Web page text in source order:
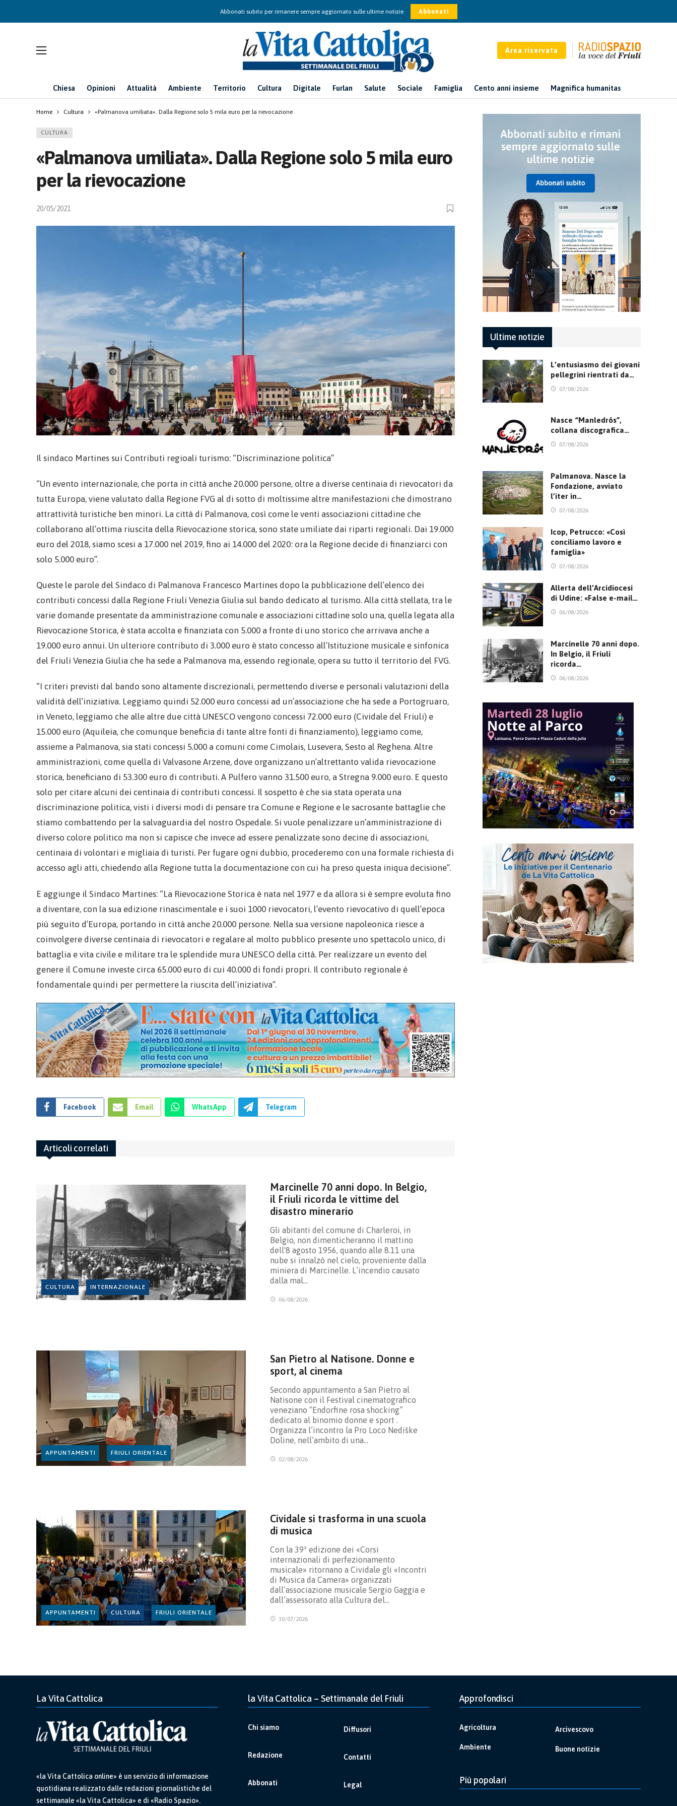
Abbonati subito per rimanere sempre aggiornato sulle ultime notizie Abbonati
Area riservata
Chiesa Opinioni Attualità Ambiente Territorio Cultura Digitale Furlan Salute Sociale Famiglia Cento anni insieme Magnifica humanitas
Home Cultura «Palmanova umiliata». Dalla Regione solo 5 mila euro per la rievocazione
CULTURA
«Palmanova umiliata». Dalla Regione solo 5 mila euro
per la rievocazione
20/05/2021
Il sindaco Martines sui Contributi regioali turismo: “Discriminazione politica”
“Un evento internazionale, che porta in città anche 20.000 persone, oltre a diverse centinaia di rievocatori da
tutta Europa, viene valutato dalla Regione FVG al di sotto di moltissime altre manifestazioni che dimostrano
attrattività turistiche ben minori. La città di Palmanova, così come le venti associazioni cittadine che
collaborano all’ottima riuscita della Rievocazione storica, sono state umiliate dai riparti regionali. Dai 19.000
euro del 2018, siamo scesi a 17.000 nel 2019, fino ai 14.000 del 2020: ora la Regione decide di finanziarci con
solo 5.000 euro”.
Queste le parole del Sindaco di Palmanova Francesco Martines dopo la pubblicazione dell’elenco dei
contributi concessi dalla Regione Friuli Venezia Giulia sul bando dedicato al turismo. Alla città stellata, tra le
varie domande presentate da amministrazione comunale e associazioni cittadine solo una, quella legata alla
Rievocazione Storica, è stata accolta e finanziata con 5.000 a fronte di uno storico che arrivava anche a
19.000 euro annui. Un ulteriore contributo di 3.000 euro è stato concesso all’Istituzione musicale e sinfonica
del Friuli Venezia Giulia che ha sede a Palmanova ma, essendo regionale, opera su tutto il territorio del FVG.
“I criteri previsti dal bando sono altamente discrezionali, permettendo diverse e personali valutazioni della
validità dell’iniziativa. Leggiamo quindi 52.000 euro concessi ad un’associazione che ha sede a Portogruaro,
in Veneto, leggiamo che alle altre due città UNESCO vengono concessi 72.000 euro (Cividale del Friuli) e
15.000 euro (Aquileia, che comunque beneficia di tante altre fonti di finanziamento), leggiamo come,
assieme a Palmanova, sia stati concessi 5.000 a comuni come Cimolais, Lusevera, Sesto al Reghena. Altre
amministrazioni, come quella di Valvasone Arzene, dove organizzano un’altrettanto valida rievocazione
storica, beneficiano di 53.300 euro di contributi. A Pulfero vanno 31.500 euro, a Stregna 9.000 euro. E questo
solo per citare alcuni dei centinaia di contributi concessi. Il sospetto è che sia stata operata una
discriminazione politica, visti i diversi modi di pensare tra Comune e Regione e le sacrosante battaglie che
stiamo combattendo per la salvaguardia del nostro Ospedale. Si vuole penalizzare un’amministrazione di
diverso colore politico ma non si capisce che invece ad essere penalizzate sono decine di associazioni,
centinaia di volontari e migliaia di turisti. Per fugare ogni dubbio, procederemo con una formale richiesta di
accesso agli atti, chiedendo alla Regione tutta la documentazione con cui ha preso questa iniqua decisione”.
E aggiunge il Sindaco Martines: “La Rievocazione Storica è nata nel 1977 e da allora si è sempre evoluta fino
a diventare, con la sua edizione rinascimentale e i suoi 1000 rievocatori, l’evento rievocativo di quell’epoca
più seguito d’Europa, portando in città anche 20.000 persone. Nella sua versione napoleonica riesce a
coinvolgere diverse centinaia di rievocatori e regalare al molto pubblico presente uno spettacolo unico, di
battaglia e vita civile e militare tra le splendide mura UNESCO della città. Per realizzare un evento del
genere il Comune investe circa 65.000 euro di cui 40.000 di fondi propri. Il contributo regionale è
fondamentale quindi per permettere la riuscita dell’iniziativa”.
Facebook Email WhatsApp Telegram
Articoli correlati
CULTURA INTERNAZIONALE
Marcinelle 70 anni dopo. In Belgio,
il Friuli ricorda le vittime del
disastro minerario
Gli abitanti del comune di Charleroi, in
Belgio, non dimenticheranno il mattino
dell'8 agosto 1956, quando alle 8.11 una
nube si innalzò nel cielo, proveniente dalla
miniera di Marcinelle. L’incendio causato
dalla mal…
06/08/2026
APPUNTAMENTI FRIULI ORIENTALE
San Pietro al Natisone. Donne e
sport, al cinema
Secondo appuntamento a San Pietro al
Natisone con il Festival cinematografico
veneziano “Endorfine rosa shocking”
dedicato al binomio donne e sport .
Organizza l’incontro la Pro Loco Nediške
Doline, nell’ambito di una…
02/08/2026
APPUNTAMENTI CULTURA FRIULI ORIENTALE
Cividale si trasforma in una scuola
di musica
Con la 39ª edizione dei «Corsi
internazionali di perfezionamento
musicale» ritornano a Cividale gli «Incontri
di Musica da Camera» organizzati
dall’associazione musicale Sergio Gaggia e
dall’assessorato alla Cultura del…
30/07/2026
Ultime notizie
L’entusiasmo dei giovani
pellegrini rientrati da…
07/08/2026
Nasce “Manledrôs”,
collana discografica…
07/08/2026
Palmanova. Nasce la
Fondazione, avviato
l’iter in…
07/08/2026
Icop, Petrucco: «Così
conciliamo lavoro e
famiglia»
07/08/2026
Allerta dell’Arcidiocesi
di Udine: «False e-mail…
06/08/2026
Marcinelle 70 anni dopo.
In Belgio, il Friuli
ricorda…
06/08/2026
La Vita Cattolica
«la Vita Cattolica online» è un servizio di informazione
quotidiana realizzato dalle redazioni giornalistiche del
settimanale «la Vita Cattolica» e di «Radio Spazio».
la Vita Cattolica – Settimanale del Friuli
Chi siamo
Redazione
Abbonati
Diffusori
Contatti
Legal
Approfondisci
Agricoltura
Ambiente
Arcivescovo
Buone notizie
Più popolari